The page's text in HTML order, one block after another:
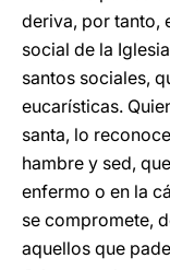
deriva, por tanto,
social de la
santos sociales,
eucarísticas.
santa, lo
hambre y sed,
enfermo o en la
se compromete,
aquellos que